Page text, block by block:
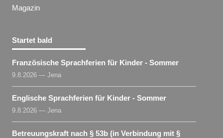
Magazin
Startet bald
Französische Sprachferien für Kinder - Sommer
9.8.2026 — Jena
Englische Sprachferien für Kinder - Sommer
9.8.2026 — Jena
Betreuungskraft nach § 53b (in Verbindung mit §